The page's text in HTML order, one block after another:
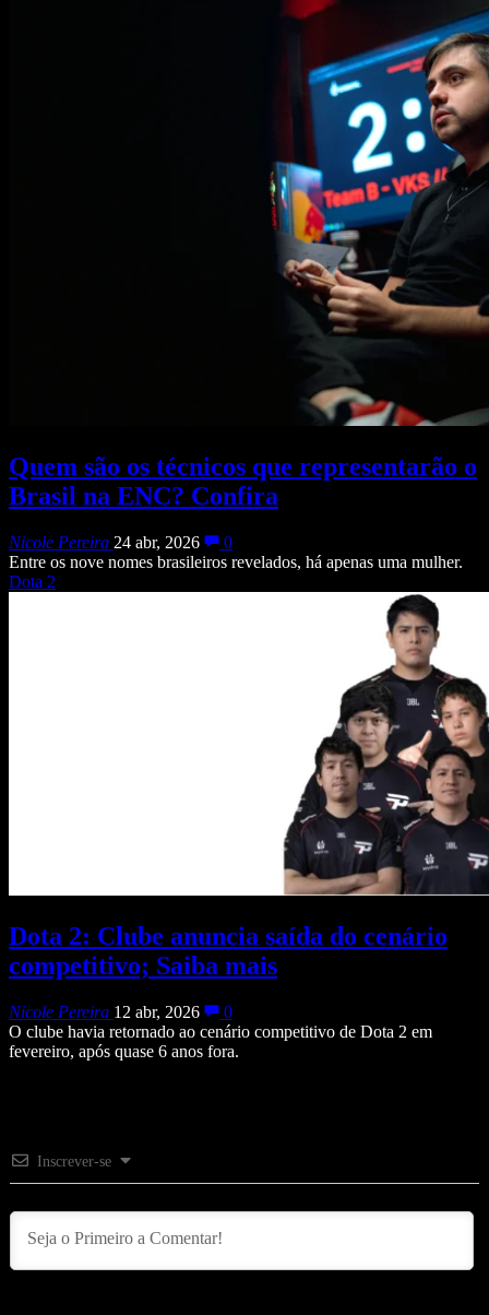
Quem são os técnicos que representarão o
Brasil na ENC? Confira
Nicole Pereira 24 abr, 2026
0
Entre os nove nomes brasileiros revelados, há apenas uma mulher.
Dota 2
Dota 2: Clube anuncia saída do cenário
competitivo; Saiba mais
Nicole Pereira 12 abr, 2026
0
O clube havia retornado ao cenário competitivo de Dota 2 em
fevereiro, após quase 6 anos fora.
Inscrever-se